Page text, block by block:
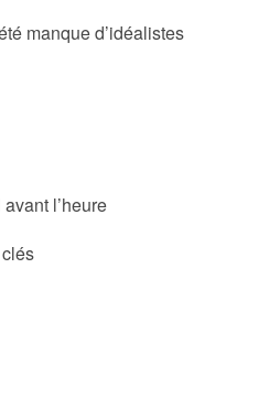
manque d’idéalistes
l’heure